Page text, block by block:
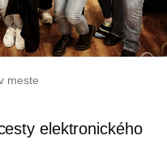
meste
elektronického